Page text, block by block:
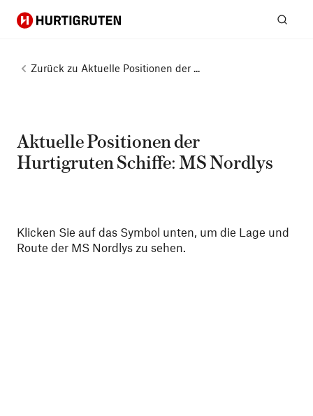
Hurtigruten
Zurück zu Aktuelle Positionen der ...
Aktuelle Positionen der
Hurtigruten Schiffe: MS Nordlys
Klicken Sie auf das Symbol unten, um die Lage und
Route der MS Nordlys zu sehen.